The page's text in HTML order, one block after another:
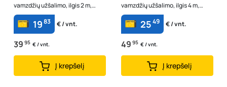
vamzdžių užšalimo, ilgis 2 m,
galia 16 W/m, įtampa 230 V, galia
32 W
1983 € / vnt.
39 95 € / vnt.
Į krepšelį
vamzdžių užšalimo, ilgis 4 m,
galia 16 W/m, įtampa 230 V, galia
64 W
2549 € / vnt.
49 95 € / vnt.
Į krepšelį